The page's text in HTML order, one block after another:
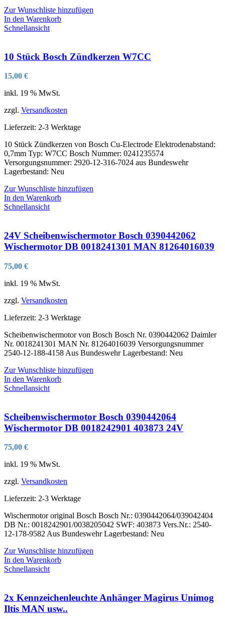
Zur Wunschliste hinzufügen
In den Warenkorb
Schnellansicht
10 Stück Bosch Zündkerzen W7CC
15,00 €
inkl. 19 % MwSt.
zzgl. Versandkosten
Lieferzeit: 2-3 Werktage
10 Stück Zündkerzen von Bosch Cu-Electrode Elektrodenabstand:
0,7mm Typ: W7CC Bosch Nummer: 0241235574
Versorgungsnummer: 2920-12-316-7024 aus Bundeswehr
Lagerbestand: Neu
Zur Wunschliste hinzufügen
In den Warenkorb
Schnellansicht
24V Scheibenwischermotor Bosch 0390442062
Wischermotor DB 0018241301 MAN 81264016039
75,00 €
inkl. 19 % MwSt.
zzgl. Versandkosten
Lieferzeit: 2-3 Werktage
Scheibenwischermotor von Bosch Bosch Nr. 0390442062 Daimler
Nr. 0018241301 MAN Nr. 81264016039 Versorgungsnummer
2540-12-188-4158 Aus Bundeswehr Lagerbestand: Neu
Zur Wunschliste hinzufügen
In den Warenkorb
Schnellansicht
Scheibenwischermotor Bosch 0390442064
Wischermotor DB 0018242901 403873 24V
75,00 €
inkl. 19 % MwSt.
zzgl. Versandkosten
Lieferzeit: 2-3 Werktage
Wischermotor original Bosch Bosch Nr.: 0390442064/039042404
DB Nr.: 0018242901/0038205042 SWF: 403873 Vers.Nr.: 2540-
12-178-9582 Aus Bundeswehr Lagerbestand: Neu
Zur Wunschliste hinzufügen
In den Warenkorb
Schnellansicht
2x Kennzeichenleuchte Anhänger Magirus Unimog
Iltis MAN usw..